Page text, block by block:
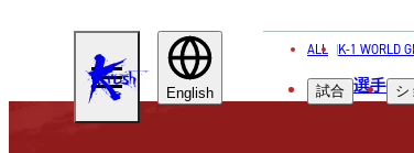
KRUSHEnglish
ALL K-1 WORLD
試合 選手 シ